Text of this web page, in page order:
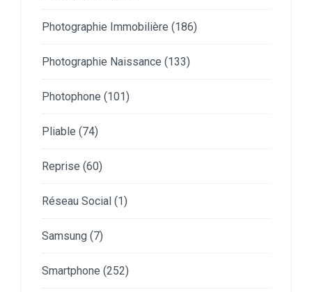
Photographie Immobilière (186)
Photographie Naissance (133)
Photophone (101)
Pliable (74)
Reprise (60)
Réseau Social (1)
Samsung (7)
Smartphone (252)